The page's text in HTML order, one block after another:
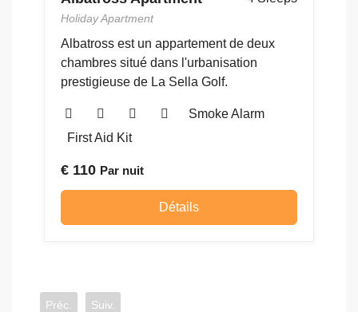
Holiday Apartment
Albatross est un appartement de deux
chambres situé dans l'urbanisation
prestigieuse de La Sella Golf.
Smoke Alarm
First Aid Kit
€ 110 Par nuit
Détails
Préc. Suiv.